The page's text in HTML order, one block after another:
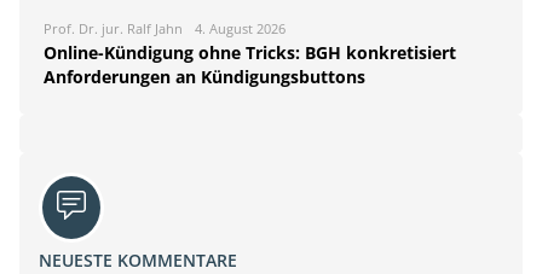
Prof. Dr. jur. Ralf Jahn 4. August 2026
Online-Kündigung ohne Tricks: BGH konkretisiert
Anforderungen an Kündigungsbuttons
NEUESTE KOMMENTARE